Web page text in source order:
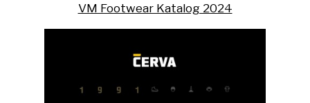
VM Footwear Katalog 2024